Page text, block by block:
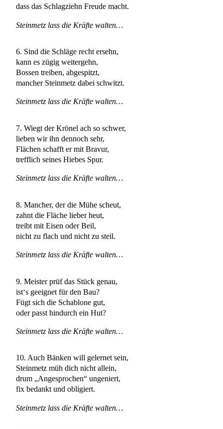
dass das Schlagziehn Freude macht.
Steinmetz lass die Kräfte walten…
6. Sind die Schläge recht ersehn,
kann es zügig weitergehn,
Bossen treiben, abgespitzt,
mancher Steinmetz dabei schwitzt.
Steinmetz lass die Kräfte walten…
7. Wiegt der Krönel ach so schwer,
lieben wir ihn dennoch sehr,
Flächen schafft er mit Bravur,
trefflich seines Hiebes Spur.
Steinmetz lass die Kräfte walten…
8. Mancher, der die Mühe scheut,
zahnt die Fläche lieber heut,
treibt mit Eisen oder Beil,
nicht zu flach und nicht zu steil.
Steinmetz lass die Kräfte walten…
9. Meister prüf das Stück genau,
ist‘s geeignet für den Bau?
Fügt sich die Schablone gut,
oder passt hindurch ein Hut?
Steinmetz lass die Kräfte walten…
10. Auch Bänken will gelernet sein,
Steinmetz müh dich nicht allein,
drum „Angesprochen“ ungeniert,
fix bedankt und obligiert.
Steinmetz lass die Kräfte walten…